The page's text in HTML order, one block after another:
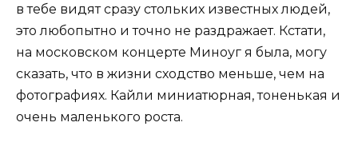
в тебе видят сразу стольких известных людей,
это любопытно и точно не раздражает. Кстати,
на московском концерте Миноуг я была, могу
сказать, что в жизни сходство меньше, чем на
фотографиях. Кайли миниатюрная, тоненькая и
очень маленького роста.